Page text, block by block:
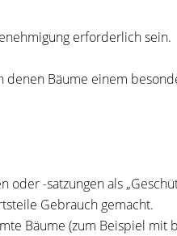
erforderlich sein.
denen Bäume einem
-satzungen als
Gebrauch gemacht.
Bäume (zum Beispiel mit